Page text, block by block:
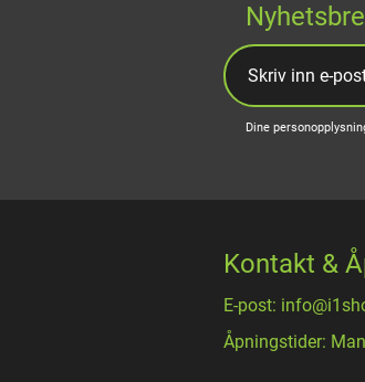
Dine
Kontakt &
E-post:
Åpningstider: